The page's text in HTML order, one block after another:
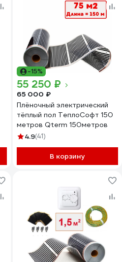
-15%
55 250 ₽
65 000 ₽
Плёночный электрический
тёплый пол ТеплоСофт 150
метров Qterm 150метров
4.9(41)
В корзину